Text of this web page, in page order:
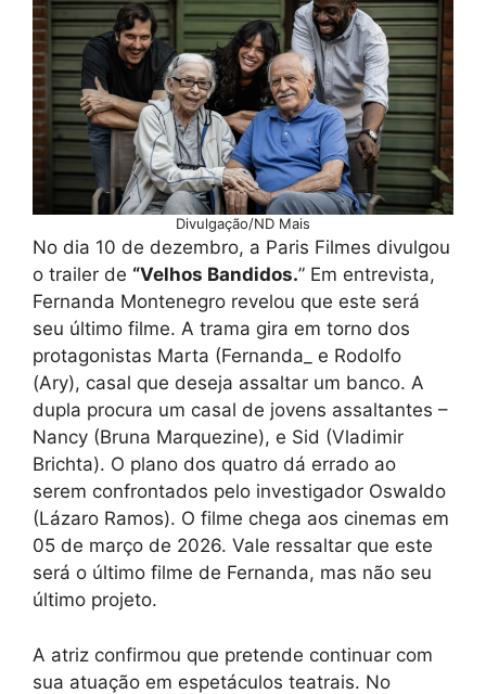
Divulgação/ND Mais
No dia 10 de dezembro, a Paris Filmes divulgou
o trailer de “Velhos Bandidos.” Em entrevista,
Fernanda Montenegro revelou que este será
seu último filme. A trama gira em torno dos
protagonistas Marta (Fernanda_ e Rodolfo
(Ary), casal que deseja assaltar um banco. A
dupla procura um casal de jovens assaltantes –
Nancy (Bruna Marquezine), e Sid (Vladimir
Brichta). O plano dos quatro dá errado ao
serem confrontados pelo investigador Oswaldo
(Lázaro Ramos). O filme chega aos cinemas em
05 de março de 2026. Vale ressaltar que este
será o último filme de Fernanda, mas não seu
último projeto.
A atriz confirmou que pretende continuar com
sua atuação em espetáculos teatrais. No